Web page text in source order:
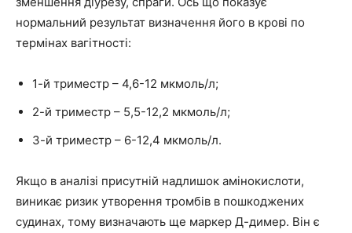
нормальний результат визначення його в крові по
термінах вагітності:
1-й триместр – 4,6-12 мкмоль/л;
2-й триместр – 5,5-12,2 мкмоль/л;
3-й триместр – 6-12,4 мкмоль/л.
Якщо в аналізі присутній надлишок амінокислоти,
виникає ризик утворення тромбів в пошкоджених
судинах, тому визначають ще маркер Д-димер. Він є